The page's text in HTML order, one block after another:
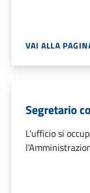
VAI ALLA
Segretario
L'ufficio si